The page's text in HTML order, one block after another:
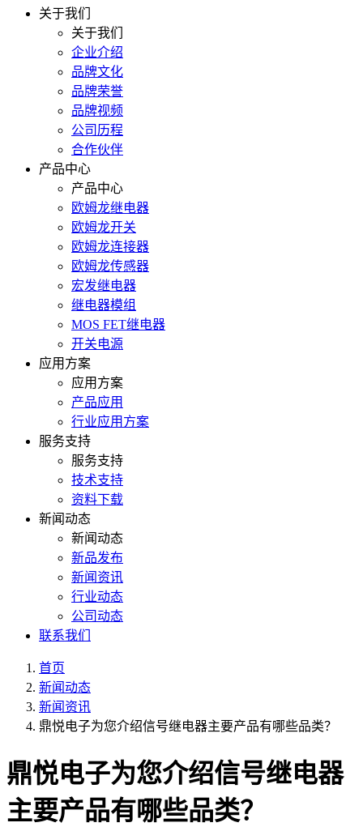
关于我们
关于我们
企业介绍
品牌文化
品牌荣誉
品牌视频
公司历程
合作伙伴
产品中心
产品中心
欧姆龙继电器
欧姆龙开关
欧姆龙连接器
欧姆龙传感器
宏发继电器
继电器模组
MOS FET继电器
开关电源
应用方案
应用方案
产品应用
行业应用方案
服务支持
服务支持
技术支持
资料下载
新闻动态
新闻动态
新品发布
新闻资讯
行业动态
公司动态
联系我们
首页
新闻动态
新闻资讯
鼎悦电子为您介绍信号继电器主要产品有哪些品类？
鼎悦电子为您介绍信号继电器
主要产品有哪些品类？